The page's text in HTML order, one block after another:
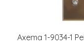
Axema 1-9034-1